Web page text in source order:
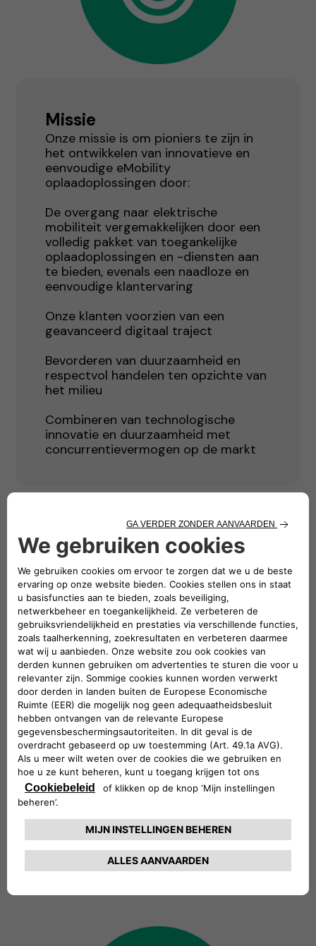
Missie
Onze missie is om pioniers te zijn in
het ontwikkelen van innovatieve en
eenvoudige eMobility
oplaadoplossingen door:
De overgang naar elektrische
mobiliteit vergemakkelijken door een
volledig pakket van toegankelijke
oplaadoplossingen en -diensten aan
te bieden, evenals een naadloze en
eenvoudige klantervaring
Onze klanten voorzien van een
geavanceerd digitaal traject
Bevorderen van duurzaamheid en
respectvol handelen ten opzichte van
het milieu
Combineren van technologische
innovatie en duurzaamheid met
concurrentievermogen op de markt
Visie
We willen een duurzamere wereld
creëren door innovatieve oplossingen
en diensten aan te bieden die
anticiperen op de behoeften van onze
eenvoudige en intuïtieve elektrische
mobiliteitservaring garanderen.